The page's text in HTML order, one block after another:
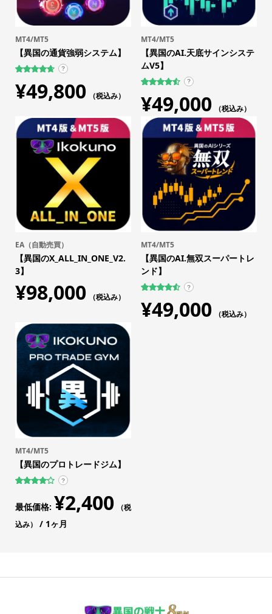
MT4/MT5
【異国の通貨強弱システム】
評価に基づ
く5段階評
価のうち、
?
¥49,800 （税込み）
MT4/MT5
【異国のAI.天底サインシステ
ムV5】
者評価に
基づく5段
うち、
点
?
¥49,000 （税込み）
EA（自動売買）
【異国のX_ALL_IN_ONE_V2.
3】
¥98,000 （税込み）
MT4/MT5
【異国のAI.無双スーパートレ
ンド】
者評価に
基づく5段
?
¥49,000 （税込み）
MT4/MT5
【異国のプロトレードジム】
基づく5
段階評価
のうち、
4.13点
?
最低価格: ¥2,400
（税
込み）
/ 1ヶ月